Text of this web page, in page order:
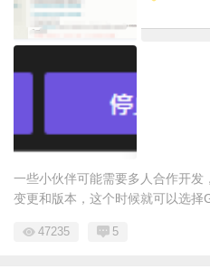
一些小伙伴可能需要多人合作开发
变更和版本，这个时候就可以选择
47235 5